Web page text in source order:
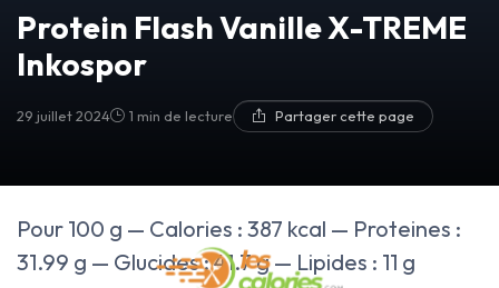
Protein Flash Vanille X-TREME
Inkospor
29 juillet 2024 1 min de lecture Partager cette page
Pour 100 g — Calories : 387 kcal — Proteines :
31.99 g — Glucides : 41.7 g — Lipides : 11 g